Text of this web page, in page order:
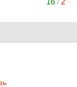
16 / 2